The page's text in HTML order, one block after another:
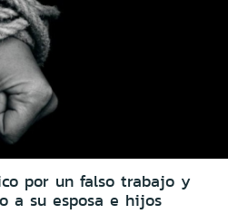
por un falso trabajo y
a su esposa e hijos